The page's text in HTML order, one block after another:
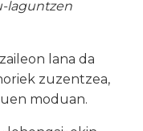
laguntzen
lana da
zuzentzea,
moduan.